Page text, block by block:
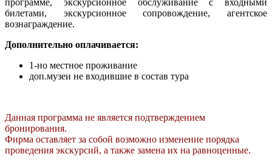
программе, экскурсионное обслуживание с входными
билетами, экскурсионное сопровождение, агентское
вознаграждение.
Дополнительно оплачивается:
1-но местное проживание
доп.музеи не входившие в состав тура
Данная программа не является подтверждением
бронирования.
Фирма оставляет за собой возможно изменение порядка
проведения экскурсий, а также замена их на равноценные.